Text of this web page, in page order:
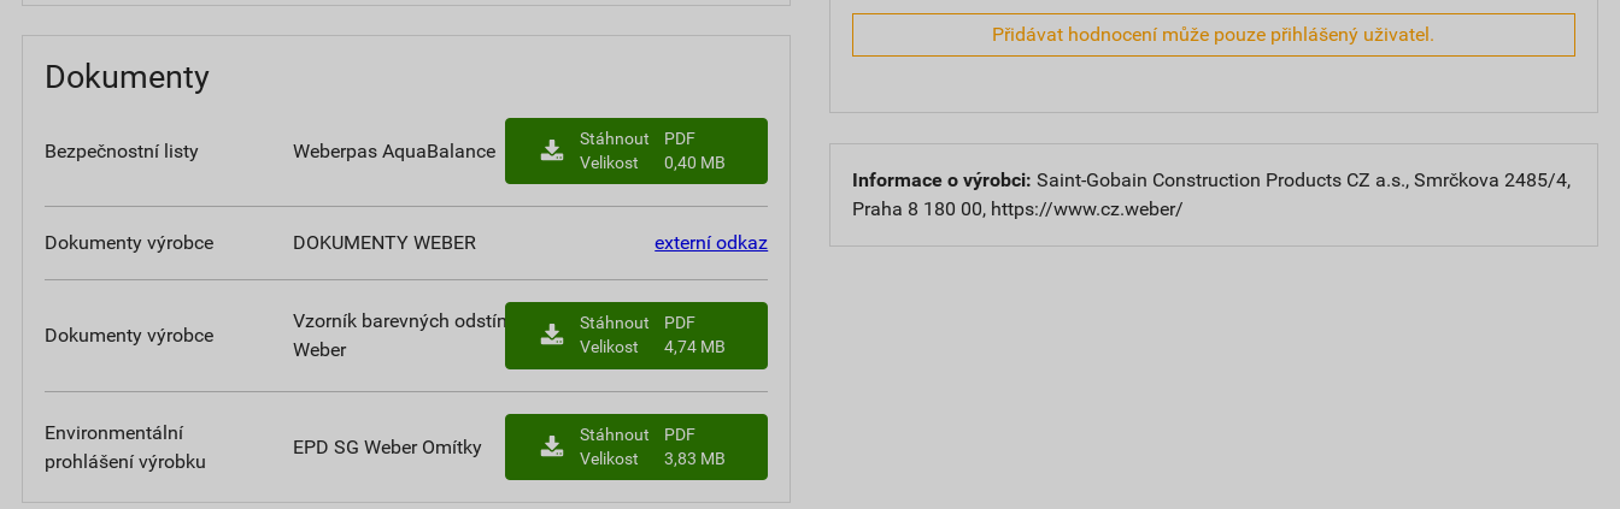
Dokumenty
Bezpečnostní listy Weberpas AquaBalance
Stáhnout
PDF
Velikost
0,40 MB
Dokumenty výrobce DOKUMENTY WEBER externí odkaz
Dokumenty výrobce
Vzorník barevných odstínů
Weber
Stáhnout
PDF
Velikost
4,74 MB
Environmentální
prohlášení výrobku
EPD SG Weber Omítky
Stáhnout
PDF
Velikost
3,83 MB
Přidávat hodnocení může pouze přihlášený uživatel.
Informace o výrobci: Saint-Gobain Construction Products CZ a.s., Smrčkova 2485/4,
Praha 8 180 00, https://www.cz.weber/